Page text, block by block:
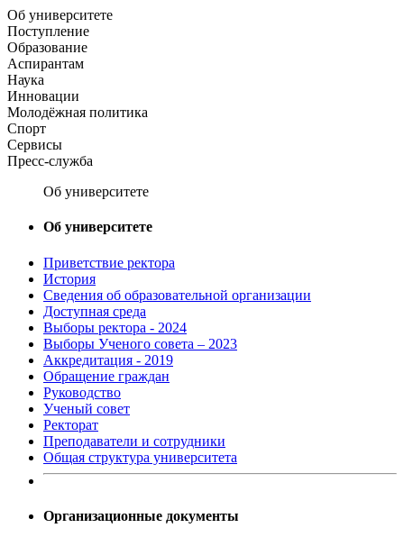
Об университете
Поступление
Образование
Аспирантам
Наука
Инновации
Молодёжная политика
Спорт
Сервисы
Пресс-служба
Об университете
Об университете
Приветствие ректора
История
Сведения об образовательной организации
Доступная среда
Выборы ректора - 2024
Выборы Ученого совета – 2023
Аккредитация - 2019
Обращение граждан
Руководство
Ученый совет
Ректорат
Преподаватели и сотрудники
Общая структура университета
Организационные документы